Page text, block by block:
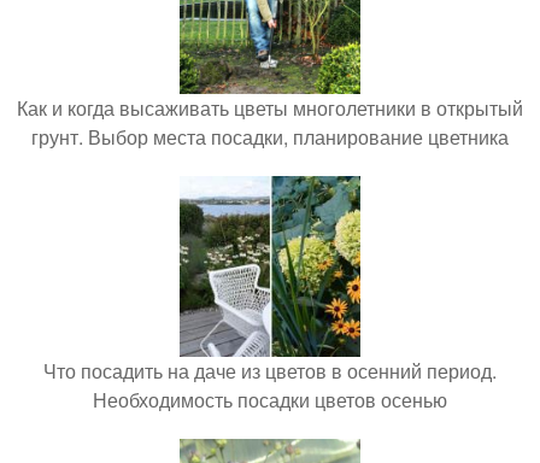
Как и когда высаживать цветы многолетники в открытый
грунт. Выбор места посадки, планирование цветника
Что посадить на даче из цветов в осенний период.
Необходимость посадки цветов осенью